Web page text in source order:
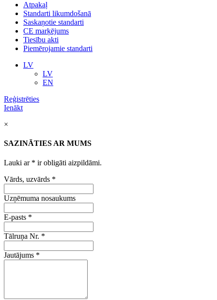
Atpakaļ
Standarti likumdošanā
Saskaņotie standarti
CE marķējums
Tiesību akti
Piemērojamie standarti
LV
LV
EN
Reģistrēties
Ienākt
×
SAZINĀTIES AR MUMS
Lauki ar * ir obligāti aizpildāmi.
Vārds, uzvārds *
Uzņēmuma nosaukums
E-pasts *
Tālruņa Nr. *
Jautājums *